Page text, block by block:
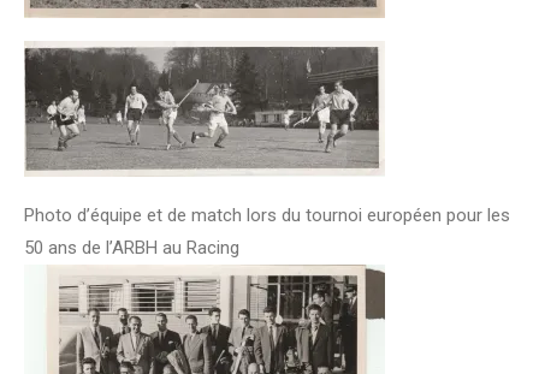
Photo d’équipe et de match lors du tournoi européen pour les
50 ans de l’ARBH au Racing